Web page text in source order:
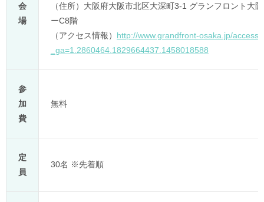
会
場
（住所）大阪府大阪市北区大深町3-1 グランフロント大
ーC8階
（アクセス情報） http://www.grandfront-osaka.jp/access/
_ga=1.2860464.1829664437.1458018588
参
加
費
無料
定
員
30名 ※先着順